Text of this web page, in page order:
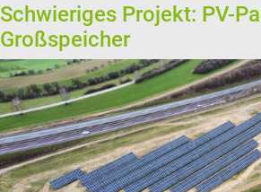
Schwieriges Projekt: PV-
Großspeicher